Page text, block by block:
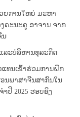
ຍການໃຫຍ່ ມະຫາ
ຄະນະຄູ ອາຈານ ຈາກ
ນ
ລະບໍລິຫານທຸລະກິດ
ທນເຂົ້າຮ່ວມການຝຶກ
ນພາສາຈີນສາກົນໃນ
ປີ 2025 ຮອບຊິງ